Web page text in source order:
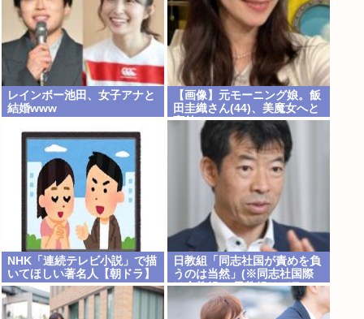
レインボー池田、女子アナと
結婚www
【画像】元モーニング娘。飯
田圭織さん(44)、美魔女へと
変貌
NHK「連続テレビ小説」で描
いてほしい著名人【朝ドラ】
日教組「同志社国が責めを負
うのは当然」(※同志社国際
は全教組） 日教組はバランス
いいと自画自賛も